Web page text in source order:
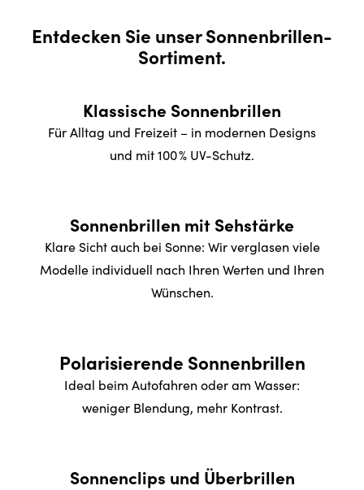
Entdecken Sie unser Sonnenbrillen-
Sortiment.
Klassische Sonnenbrillen
Für Alltag und Freizeit – in modernen Designs
und mit 100 % UV-Schutz.
Sonnenbrillen mit Sehstärke
Klare Sicht auch bei Sonne: Wir verglasen viele
Modelle individuell nach Ihren Werten und Ihren
Wünschen.
Polarisierende Sonnenbrillen
Ideal beim Autofahren oder am Wasser:
weniger Blendung, mehr Kontrast.
Sonnenclips und Überbrillen